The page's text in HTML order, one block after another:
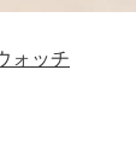
ォッチ